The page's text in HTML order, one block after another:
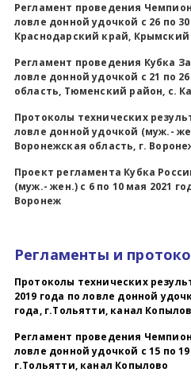
Регламент проведения
ловле донной удочкой с 26 по
Краснодарский край,
Регламент проведения Кубка
ловле донной удочкой с 21 по
область, Тюменский район, с.
Протоколы технических резу
ловле донной удочкой (муж.-
Воронежская область, г.
Проект регламента Кубка
(муж.- жен.) с 6 по 10 мая 2021
Воронеж
Регламенты и
Протоколы технических
2019 года по ловле донной
года, г.Тольятти, канал
Регламент проведения
ловле донной удочкой с 15 по
г.Тольятти, канал Копылово